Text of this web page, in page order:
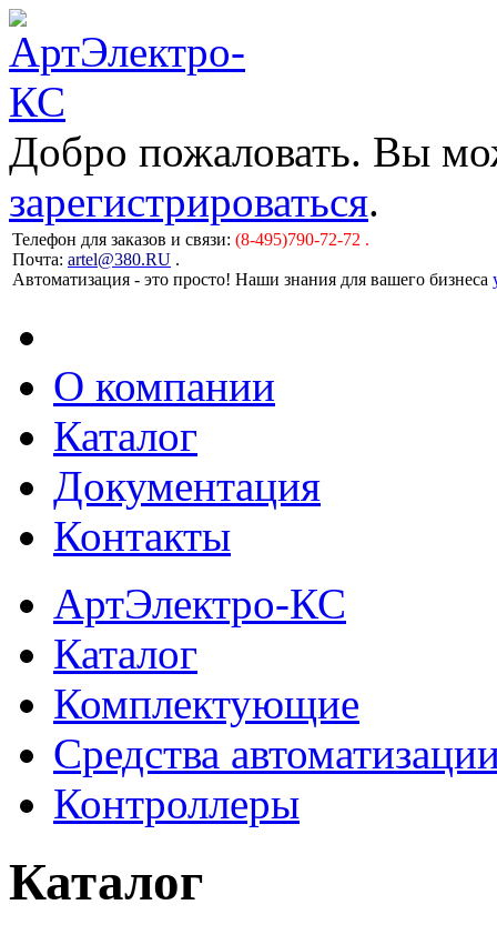
Добро пожаловать. Вы
зарегистрироваться.
Телефон для заказов и связи: (8-495)790-72-72 .
Почта: artel@380.RU .
Автоматизация - это просто! Наши знания для вашего бизнеса
О компании
Каталог
Документация
Контакты
АртЭлектро-КС
Каталог
Комплектующие
Средства
Контроллеры
Каталог